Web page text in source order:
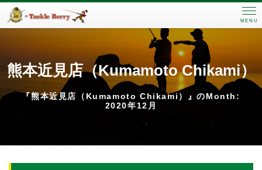
MENU
熊本近見店（Kumamoto Chikami）
『熊本近見店（Kumamoto Chikami）』のMonth:
2020年12月